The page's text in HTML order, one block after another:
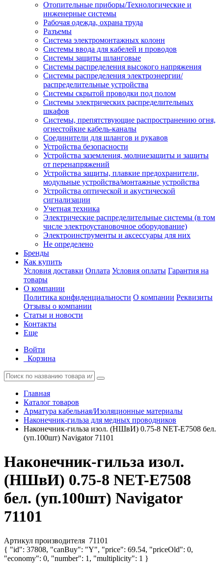
Отопительные приборы/Технологические и
инженерные системы
Рабочая одежда, охрана труда
Разъемы
Система электромонтажных колонн
Системы ввода для кабелей и проводов
Системы защиты шланговые
Системы распределения высокого напряжения
Системы распределения электроэнергии/
распределительные устройства
Системы скрытой проводки под полом
Системы электрических распределительных
шкафов
Системы, препятствующие распространению огня,
огнестойкие кабель-каналы
Соединители для шлангов и рукавов
Устройства безопасности
Устройства заземления, молниезащиты и защиты
от перенапряжений
Устройства защиты, плавкие предохранители,
модульные устройства/монтажные устройства
Устройства оптической и акустической
сигнализации
Учетная техника
Электрические распределительные системы (в том
числе электроустановочное оборудование)
Электроинструменты и аксессуары для них
Не определено
Бренды
Как купить
Условия доставки Оплата Условия оплаты Гарантия на
товары
О компании
Политика конфиденциальности О компании Реквизиты
Отзывы о компании
Статьи и новости
Контакты
Еще
Войти
Корзина
Главная
Каталог товаров
Арматура кабельная/Изоляционные материалы
Наконечник-гильза для медных проводников
Наконечник-гильза изол. (НШвИ) 0.75-8 NET-Е7508 бел.
(уп.100шт) Navigator 71101
Наконечник-гильза изол.
(НШвИ) 0.75-8 NET-Е7508
бел. (уп.100шт) Navigator
71101
Артикул производителя 71101
{ "id": 37808, "canBuy": "Y", "price": 69.54, "priceOld": 0,
"economy": 0, "number": 1, "multiplicity": 1 }